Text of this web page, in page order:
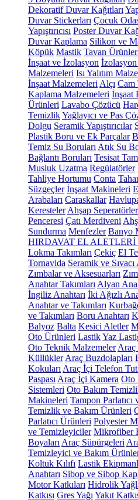
Dekoratif Duvar Kağıtları
Duvar Stickerları Çocuk
Yapıştırıcısı Poster Duvar
Duvar Kaplama Silikon ve
Köpük Mastik Tavan
İnşaat ve İzolasyon
Malzemeleri Isı Yalıtım
İnşaat Malzemeleri Alçı Cam
Kaplama Malzemeleri İnşaat
Ürünleri Lavabo Çözücü
TemizlikYağlayıcı ve Pas
Dolgu Seramik Yapıştırıcılar
Plastik Boru ve Ek Parçalar
Temiz Su Boruları Atık Su
Bağlantı Boruları Tesisat
Musluk Uzatma Regülatörler
Tahliye Hortumu Conta
Süzgeçler İnşaat Makineleri
Arabaları Caraskallar
Keresteler Ahşap Seperatörler
Penceresi Çatı Merdiveni
Sundurma Menfezler Banyo
HIRDAVAT EL ALETLERİ
Lokma Takımları Çekiç El
Tornavida Seramik ve
Zımbalar ve Aksesuarları
Anahtar Takımları Alyan
İngiliz Anahtarı İki Ağızlı
Anahtar ve Takımları
ve Takımları Boru Anahtarı
Balyoz Balta Kesici Aletler
Oto Ürünleri LastikYaz
Oto Teknik Malzemeler Araç
Küllükler Araç Buzdolapları
Kokuları Araç İçi Telefon
Paspası Araç İçi Kamera Oto
Sistemleri Oto Bakım
Makineleri Tampon
Temizlik ve Bakım Ürünleri
Parlatıcı Ürünleri Polyester
ve Temizleyiciler Mikrofiber
Boyaları Araç Süpürgeleri
Temizleyici ve Bakım
Koltuk Kılıfı Lastik
Anahtarı Sibop ve Sibop
Motor Katkıları Hidrolik
Katkısı Gres Yağı Yakıt